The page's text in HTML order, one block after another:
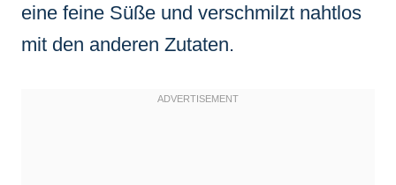
eine feine Süße und verschmilzt nahtlos
mit den anderen Zutaten.